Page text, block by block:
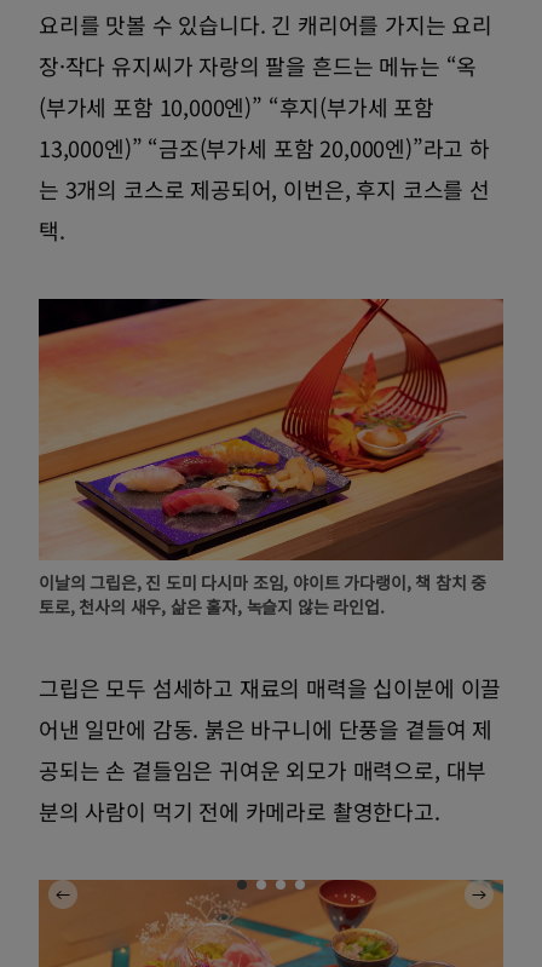
요리를 맛볼 수 있습니다. 긴 캐리어를 가지는 요리
장·작다 유지씨가 자랑의 팔을 흔드는 메뉴는 “옥
(부가세 포함 10,000엔)” “후지(부가세 포함
13,000엔)” “금조(부가세 포함 20,000엔)”라고 하
는 3개의 코스로 제공되어, 이번은, 후지 코스를 선
택.
이날의 그립은, 진 도미 다시마 조임, 야이트 가다랭이, 책 참치 중
토로, 천사의 새우, 삶은 홀자, 녹슬지 않는 라인업.
그립은 모두 섬세하고 재료의 매력을 십이분에 이끌
어낸 일만에 감동. 붉은 바구니에 단풍을 곁들여 제
공되는 손 곁들임은 귀여운 외모가 매력으로, 대부
분의 사람이 먹기 전에 카메라로 촬영한다고.